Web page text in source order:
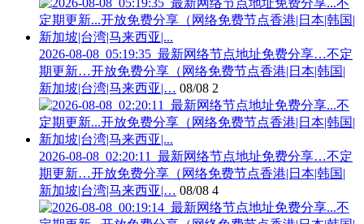
2026-08-08_05:19:35_最新网络节点地址免费分享…不定
期更新…开放免费分享（网络免费节点香港|日本|韩国|
新加坡|台湾|马来西亚|… 08/08 2
2026-08-08_02:20:11_最新网络节点地址免费分享…不定
期更新…开放免费分享（网络免费节点香港|日本|韩国|
新加坡|台湾|马来西亚|… 08/08 4